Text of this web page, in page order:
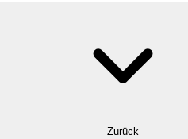
Zurück